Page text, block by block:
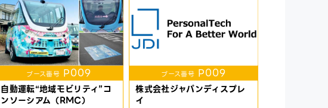
ブース番号P009
自動運転“地域モビリティ”コ
ンソーシアム（RMC）
ブース番号P009
株式会社ジャパンディスプレ
イ